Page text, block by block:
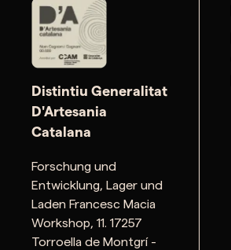
Distintiu Generalitat
D'Artesania
Catalana
Forschung und
Entwicklung, Lager und
Laden Francesc Macia
Workshop, 11. 17257
Torroella de Montgrí -